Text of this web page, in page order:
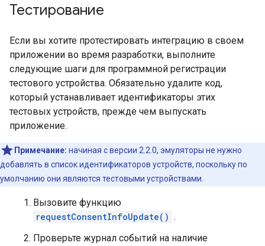
Тестирование
Если вы хотите протестировать интеграцию в своем
приложении во время разработки, выполните
следующие шаги для программной регистрации
тестового устройства. Обязательно удалите код,
который устанавливает идентификаторы этих
тестовых устройств, прежде чем выпускать
приложение.
Примечание: начиная с версии 2.2.0, эмуляторы не нужно
добавлять в список идентификаторов устройств, поскольку по
умолчанию они являются тестовыми устройствами.
Вызовите функцию
requestConsentInfoUpdate() .
Проверьте журнал событий на наличие